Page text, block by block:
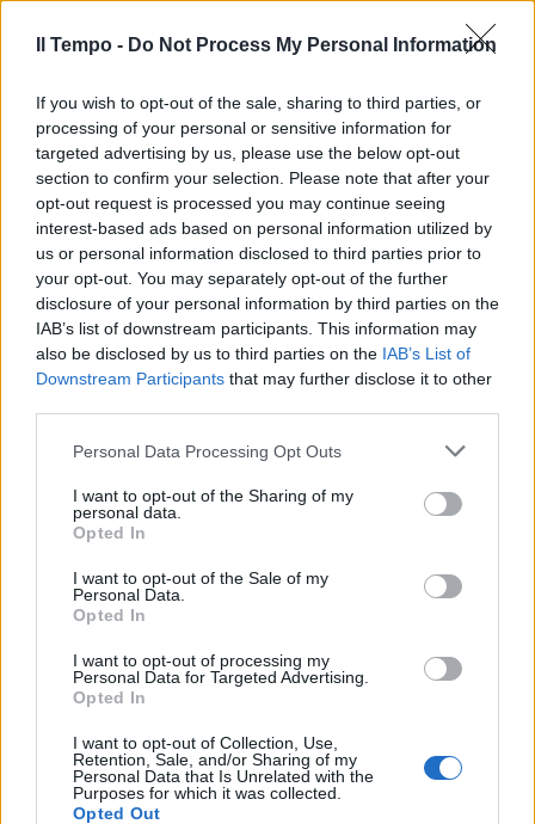
Il Tempo - Do Not Process My Personal Information
If you wish to opt-out of the sale, sharing to third parties, or
processing of your personal or sensitive information for
targeted advertising by us, please use the below opt-out
section to confirm your selection. Please note that after your
opt-out request is processed you may continue seeing
interest-based ads based on personal information utilized by
us or personal information disclosed to third parties prior to
your opt-out. You may separately opt-out of the further
disclosure of your personal information by third parties on the
IAB’s list of downstream participants. This information may
also be disclosed by us to third parties on the IAB’s List of
Downstream Participants that may further disclose it to other
Personal Data Processing Opt Outs
I want to opt-out of the Sharing of my
personal data.
Opted In
I want to opt-out of the Sale of my
Personal Data.
Opted In
I want to opt-out of processing my
Personal Data for Targeted Advertising.
Opted In
I want to opt-out of Collection, Use,
Retention, Sale, and/or Sharing of my
Personal Data that Is Unrelated with the
Purposes for which it was collected.
Opted Out
In evidenza